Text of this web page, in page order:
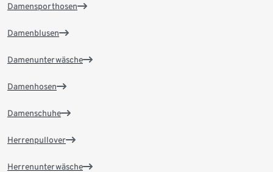
Damensporthosen
Damenblusen
Damenunterwäsche
Damenhosen
Damenschuhe
Herrenpullover
Herrenunterwäsche